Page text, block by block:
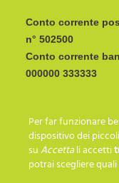
Conto corrente
n° 502500
Conto corrente
I C R A I T R R I P 0
SEGUICI SU…
Per far funzionare
dispositivo dei
suAccettali accetti
potrai scegliere